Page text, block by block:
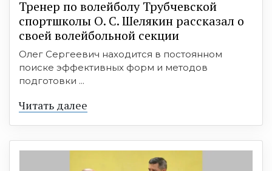
Тренер по волейболу Трубчевской
спортшколы О. С. Шелякин рассказал о
своей волейбольной секции
Олег Сергеевич находится в постоянном
поиске эффективных форм и методов
подготовки ...
Читать далее